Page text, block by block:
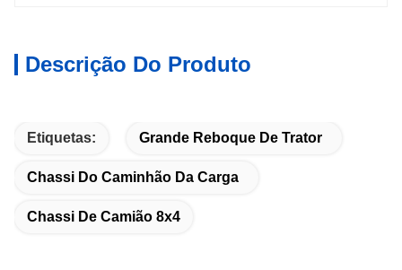
Descrição Do Produto
Etiquetas: Grande Reboque De Trator
Chassi Do Caminhão Da Carga
Chassi De Camião 8x4